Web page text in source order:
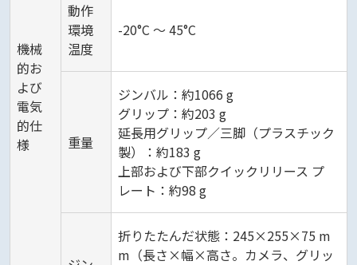
機械
的お
よび
電気
的仕
様
動作
環境
温度
-20°C ～ 45°C
重量
‌ジンバル：約1066 g
グリップ：約203 g
‌延長用グリップ／三脚（プラスチック
製）：約183 g
上部および下部クイックリリース プ
レート：約98 g
折りたたんだ状態：245×255×75 m
m（長さ×幅×高さ。カメラ、グリッ